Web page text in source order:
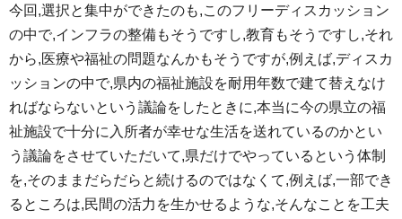
今回,選択と集中ができたのも,このフリーディスカッション
の中で,インフラの整備もそうですし,教育もそうですし,それ
から,医療や福祉の問題なんかもそうですが,例えば,ディスカ
ッションの中で,県内の福祉施設を耐用年数で建て替えなけ
ればならないという議論をしたときに,本当に今の県立の福
祉施設で十分に入所者が幸せな生活を送れているのかとい
う議論をさせていただいて,県だけでやっているという体制
を,そのままだらだらと続けるのではなくて,例えば,一部でき
るところは,民間の活力を生かせるような,そんなことを工夫